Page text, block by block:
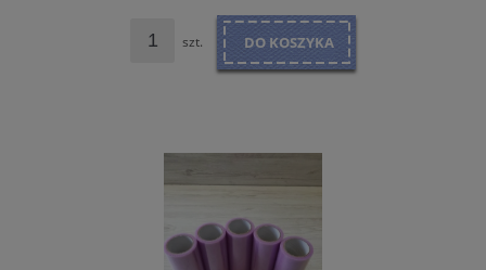
szt. DO KOSZYKA